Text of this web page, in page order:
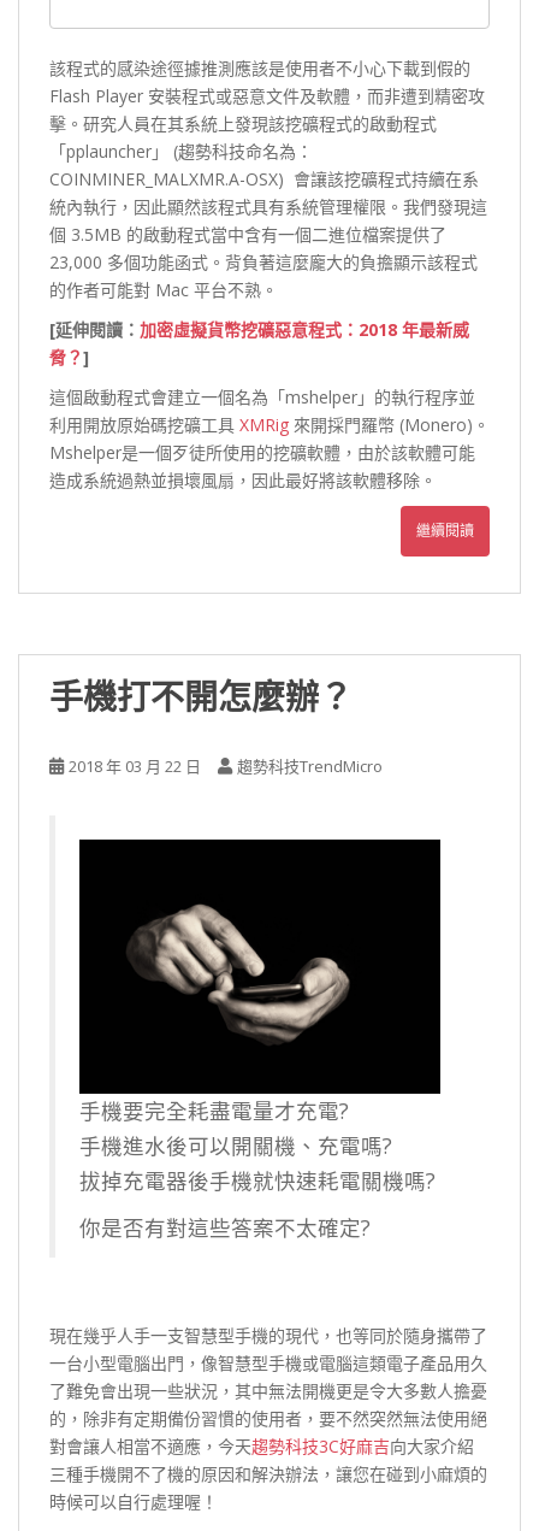
該程式的感染途徑據推測應該是使用者不小心下載到假的
Flash Player 安裝程式或惡意文件及軟體，而非遭到精密攻
擊。研究人員在其系統上發現該挖礦程式的啟動程式
「pplauncher」 (趨勢科技命名為：
COINMINER_MALXMR.A-OSX) 會讓該挖礦程式持續在系
統內執行，因此顯然該程式具有系統管理權限。我們發現這
個 3.5MB 的啟動程式當中含有一個二進位檔案提供了
23,000 多個功能函式。背負著這麼龐大的負擔顯示該程式
的作者可能對 Mac 平台不熟。
[延伸閱讀： 加密虛擬貨幣挖礦惡意程式：2018 年最新威
脅？]
這個啟動程式會建立一個名為「mshelper」的執行程序並
利用開放原始碼挖礦工具 XMRig 來開採門羅幣 (Monero)。
Mshelper是一個歹徒所使用的挖礦軟體，由於該軟體可能
造成系統過熱並損壞風扇，因此最好將該軟體移除。
繼續閱讀
手機打不開怎麼辦？
2018 年 03 月 22 日 趨勢科技TrendMicro
手機要完全耗盡電量才充電?
手機進水後可以開關機、充電嗎?
拔掉充電器後手機就快速耗電關機嗎?
你是否有對這些答案不太確定?
現在幾乎人手一支智慧型手機的現代，也等同於隨身攜帶了
一台小型電腦出門，像智慧型手機或電腦這類電子產品用久
了難免會出現一些狀況，其中無法開機更是令大多數人擔憂
的，除非有定期備份習慣的使用者，要不然突然無法使用絕
對會讓人相當不適應，今天趨勢科技3C好麻吉向大家介紹
三種手機開不了機的原因和解決辦法，讓您在碰到小麻煩的
時候可以自行處理喔！